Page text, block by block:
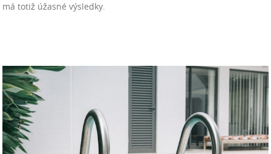
má totiž úžasné výsledky.